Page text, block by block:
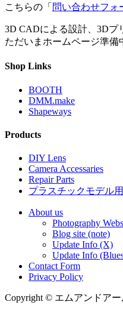
こちらの「 問い合わせフォ
3D CADによる設計、3Dプ
ただいまホームページ準
Shop Links
BOOTH
DMM.make
Shapeways
Products
DIY Lens
Camera Accessaries
Repair Parts
プラスチックモデル
About us
Photography
Blog site (note)
Update Info (X)
Update Info
Contact Form
Privacy Policy
Copyright © エムアンドアー